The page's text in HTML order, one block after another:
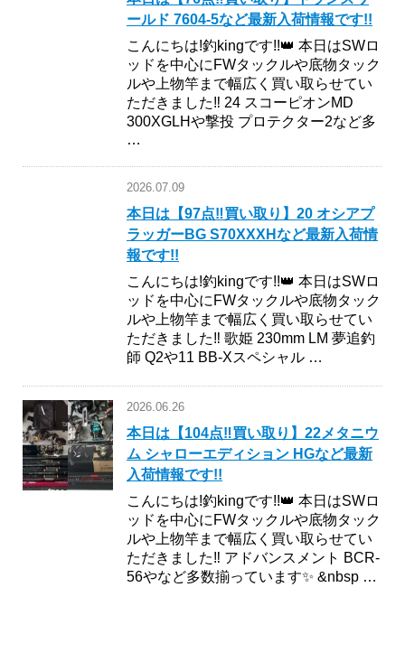
ールド 7604-5など最新入荷情報です!!
こんにちは!釣kingです!!👑 本日はSWロ
ッドを中心にFWタックルや底物タック
ルや上物竿まで幅広く買い取らせてい
ただきました‼︎ 24 スコーピオンMD
300XGLHや撃投 プロテクター2など多
…
2026.07.09
本日は【97点‼︎買い取り】20 オシアプ
ラッガーBG S70XXXHなど最新入荷情
報です!!
こんにちは!釣kingです!!👑 本日はSWロ
ッドを中心にFWタックルや底物タック
ルや上物竿まで幅広く買い取らせてい
ただきました‼︎ 歌姫 230mm LM 夢追釣
師 Q2や11 BB-Xスペシャル …
2026.06.26
本日は【104点‼︎買い取り】22メタニウ
ム シャローエディション HGなど最新
入荷情報です!!
こんにちは!釣kingです!!👑 本日はSWロ
ッドを中心にFWタックルや底物タック
ルや上物竿まで幅広く買い取らせてい
ただきました‼︎ アドバンスメント BCR-
56やなど多数揃っています✨ &nbsp …